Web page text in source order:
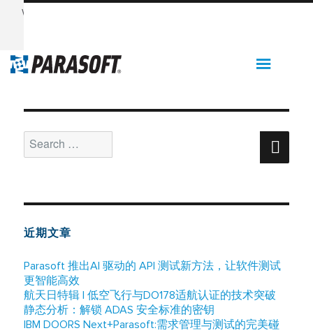
Want to see Parasoft in action? Sign up for our Monthly
for:
近期文章
Parasoft 推出AI 驱动的 API 测试新方法，让软件测试
更智能高效
航天日特辑 | 低空飞行与DO178适航认证的技术突破
静态分析：解锁 ADAS 安全标准的密钥
IBM DOORS Next+Parasoft:需求管理与测试的完美碰